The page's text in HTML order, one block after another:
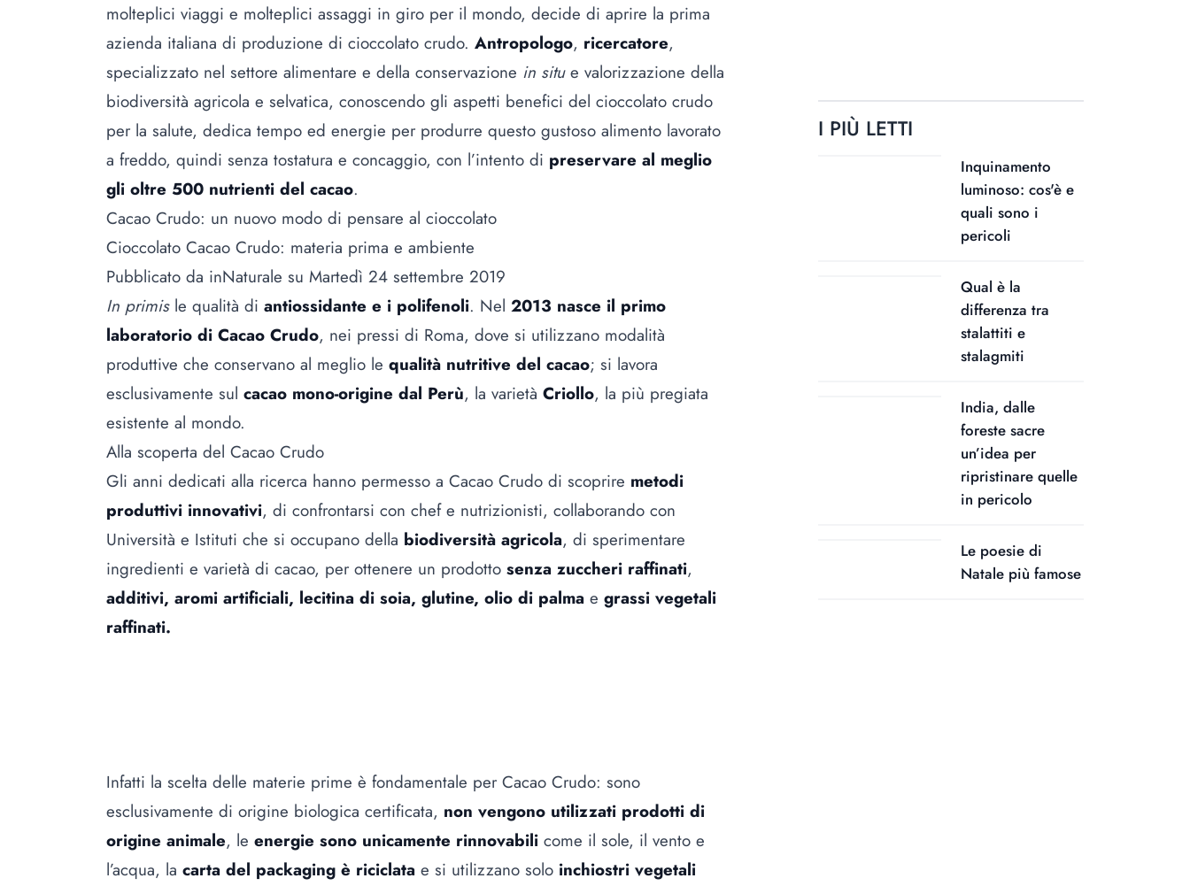
molteplici viaggi e molteplici assaggi in giro per il mondo, decide di aprire la prima
azienda italiana di produzione di cioccolato crudo. Antropologo, ricercatore,
specializzato nel settore alimentare e della conservazione in situe valorizzazione della
biodiversità agricola e selvatica, conoscendo gli aspetti benefici del cioccolato crudo
per la salute, dedica tempo ed energie per produrre questo gustoso alimento lavorato
a freddo, quindi senza tostatura e concaggio, con l’intento di preservare al meglio
gli oltre 500 nutrienti del cacao.
Cacao Crudo: un nuovo modo di pensare al cioccolato
Cioccolato Cacao Crudo: materia prima e ambiente
Pubblicato da inNaturale su Martedì 24 settembre 2019
In primisle qualità di antiossidante e i polifenoli. Nel 2013 nasce il primo
laboratorio di Cacao Crudo, nei pressi di Roma, dove si utilizzano modalità
produttive che conservano al meglio le qualità nutritive del cacao; si lavora
esclusivamente sul cacao mono-origine dal Perù, la varietà Criollo, la più pregiata
esistente al mondo.
Alla scoperta del Cacao Crudo
Gli anni dedicati alla ricerca hanno permesso a Cacao Crudo di scoprire metodi
produttivi innovativi, di confrontarsi con chef e nutrizionisti, collaborando con
Università e Istituti che si occupano della biodiversità agricola, di sperimentare
ingredienti e varietà di cacao, per ottenere un prodotto senza zuccheri raffinati,
additivi, aromi artificiali, lecitina di soia, glutine, olio di palma e grassi vegetali
raffinati.
Infatti la scelta delle materie prime è fondamentale per Cacao Crudo: sono
esclusivamente di origine biologica certificata, non vengono utilizzati prodotti di
origine animale, le energie sono unicamente rinnovabili come il sole, il vento e
l’acqua, la carta del packaging è riciclata e si utilizzano solo inchiostri vegetali
I PIÙ LETTI
Inquinamento
luminoso: cos'è e
quali sono i
pericoli
Qual è la
differenza tra
stalattiti e
stalagmiti
India, dalle
foreste sacre
un’idea per
ripristinare quelle
in pericolo
Le poesie di
Natale più famose